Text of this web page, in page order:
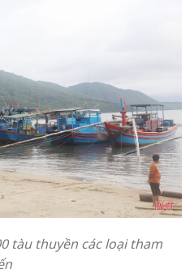
tàu thuyền các loại tham